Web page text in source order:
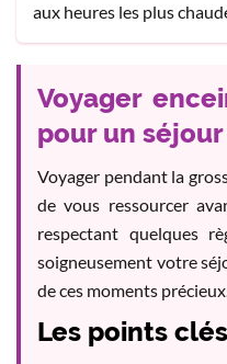
aux heures les plus
Voyager
pour un
Voyager pendant la
de vous ressourcer
respectant quelques
soigneusement votre
de ces moments
Les points